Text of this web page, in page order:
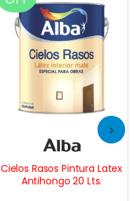
Cielos Rasos Pintura Latex
Antihongo 20 Lts.